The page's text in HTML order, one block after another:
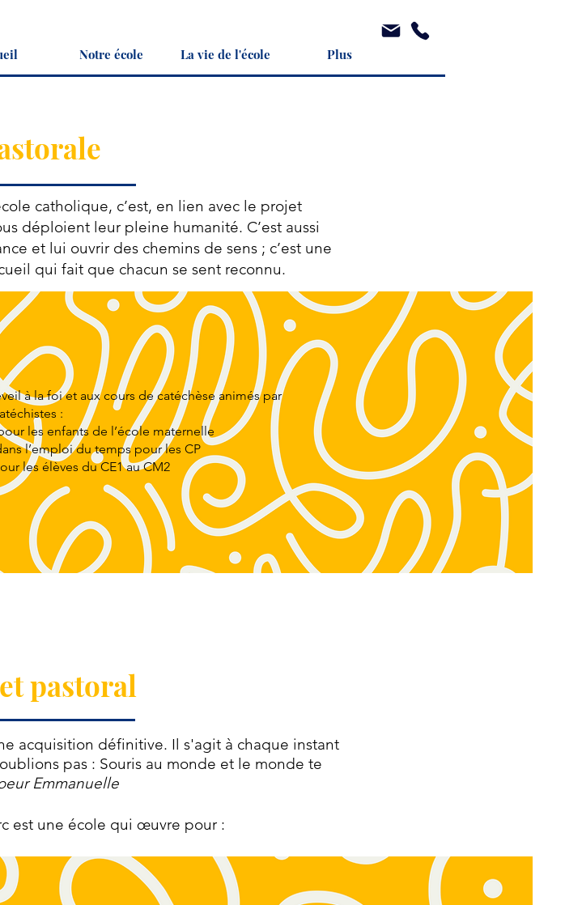
Notre école La vie de l'école Plus
catholique, c’est, en lien avec le projet
déploient leur pleine humanité. C’est aussi
et lui ouvrir des chemins de sens ; c’est une
qui fait que chacun se sent reconnu.
à la foi et aux cours de catéchèse animés par
:
les enfants de l’école maternelle
l’emploi du temps pour les CP
les élèves du CE1 au CM2
pastoral
acquisition définitive. Il s'agit à chaque instant
pas : Souris au monde et le monde te
Emmanuelle
est une école qui œuvre pour :